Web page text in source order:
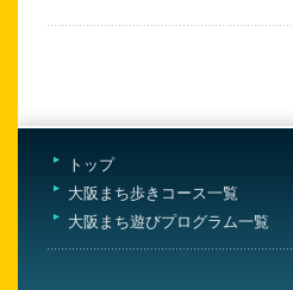
トップ
大阪まち歩きコース一覧
大阪まち遊びプログラム一覧